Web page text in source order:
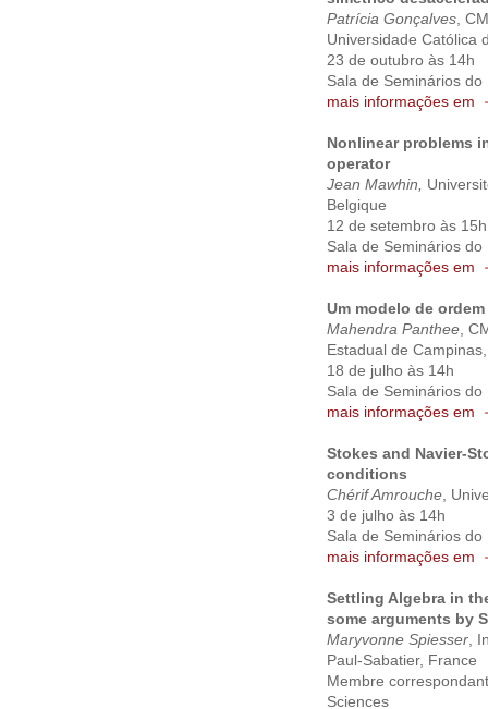
Patrícia Gonçalves,
Universidade Católica
23 de outubro às 14h
Sala de Seminários
mais informações em
Nonlinear problems
operator
Jean Mawhin,
Belgique
12 de setembro às 15h
Sala de Seminários
mais informações em
Um modelo de
Mahendra Panthee,
Estadual de
18 de julho às 14h
Sala de Seminários
mais informações em
Stokes and Navier-
conditions
Chérif Amrouche,
3 de julho às 14h
Sala de Seminários
mais informações em
Settling Algebra in
some arguments by
Maryvonne Spiesser,
Paul-Sabatier, France
Membre
Sciences